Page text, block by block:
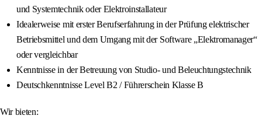
und Systemtechnik oder Elektroinstallateur
Idealerweise mit erster Berufserfahrung in der Prüfung elektrischer
Betriebsmittel und dem Umgang mit der Software „Elektromanager“
oder vergleichbar
Kenntnisse in der Betreuung von Studio- und Beleuchtungstechnik
Deutschkenntnisse Level B2 / Führerschein Klasse B
Wir bieten: